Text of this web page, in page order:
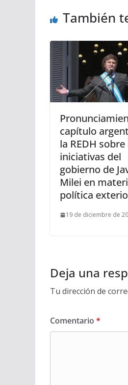
También
capítulo
la REDH sobre
iniciativas del
gobierno de
Milei en
política
19 de diciembre de
Deja una
Tu dirección de
Comentario *